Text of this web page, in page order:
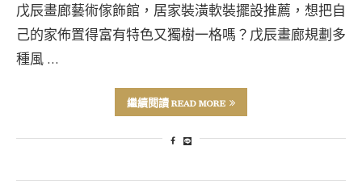
戊辰畫廊藝術傢飾館，居家裝潢軟裝擺設推薦，想把自
己的家佈置得富有特色又獨樹一格嗎？戊辰畫廊規劃多
種風 …
繼續閱讀 READ MORE